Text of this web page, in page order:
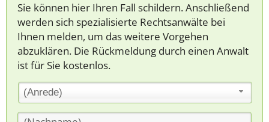
Sie können hier Ihren Fall schildern. Anschließend
werden sich spezialisierte Rechtsanwälte bei
Ihnen melden, um das weitere Vorgehen
abzuklären. Die Rückmeldung durch einen Anwalt
ist für Sie kostenlos.
(Anrede)